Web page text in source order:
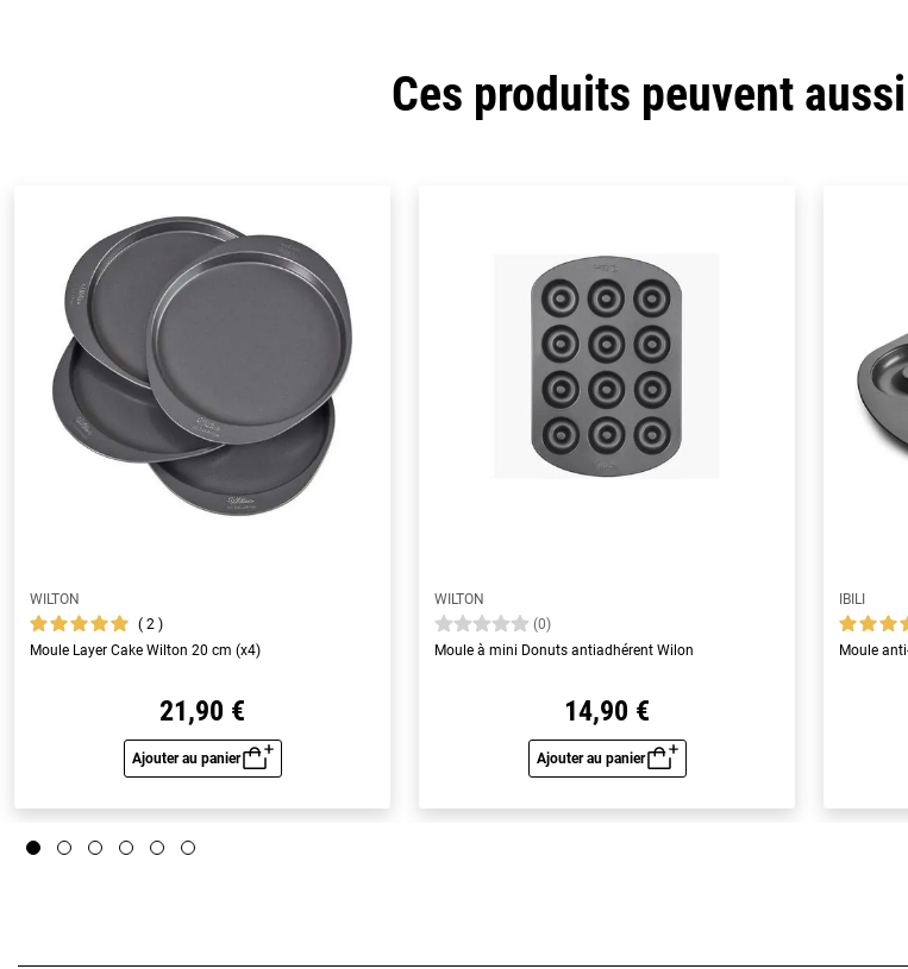
Ces produits peuvent
WILTON
2
Moule Layer Cake Wilton 20 cm (x4)
21,90 €
Ajouter au panier
Aperçu rapide
WILTON
(0)
Moule à mini Donuts antiadhérent Wilon
14,90 €
Ajouter au panier
Aperçu rapide
IBILI
Moule